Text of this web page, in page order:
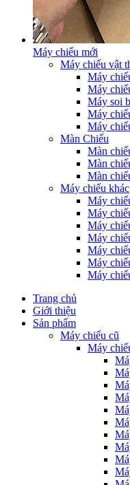
Máy chiếu mới
Máy chiếu vật
Máy
Máy
Máy soi
Máy
Máy
Màn Chiếu
Màn
Màn
Màn
Máy chiếu khác
Máy
Máy
Máy
Máy
Máy
Máy
Máy
Trang chủ
Giới thiệu
Sản phẩm
Máy chiếu cũ
Máy